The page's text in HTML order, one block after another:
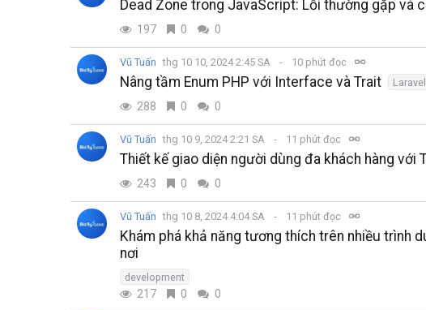
Dead Zone trong JavaScript: Lỗi thường gặp và
197 0 0
Vũ Tuấn thg 10 10, 2024 2:45 SA 10 phút đọc
Nâng tầm Enum PHP với Interface và Trait Laravel
288 0 0
Vũ Tuấn thg 10 9, 2024 2:21 SA 11 phút đọc
Thiết kế giao diện người dùng đa khách hàng với
243 0 0
Vũ Tuấn thg 10 8, 2024 4:04 SA 11 phút đọc
Khám phá khả năng tương thích trên nhiều trình
nơi
development
217 0 0